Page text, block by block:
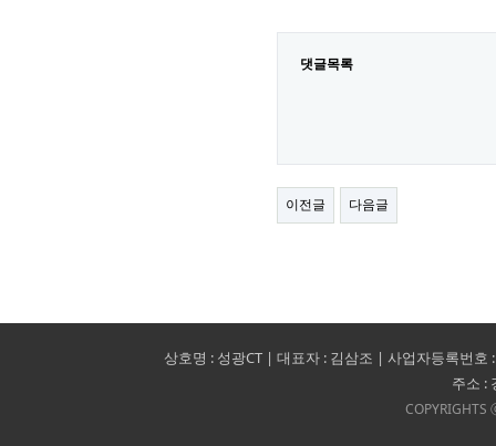
댓글목록
이전글 다음글
상호명 : 성광CT | 대표자 : 김삼조 | 사업자등록번호
주소 :
COPYRIGHTS